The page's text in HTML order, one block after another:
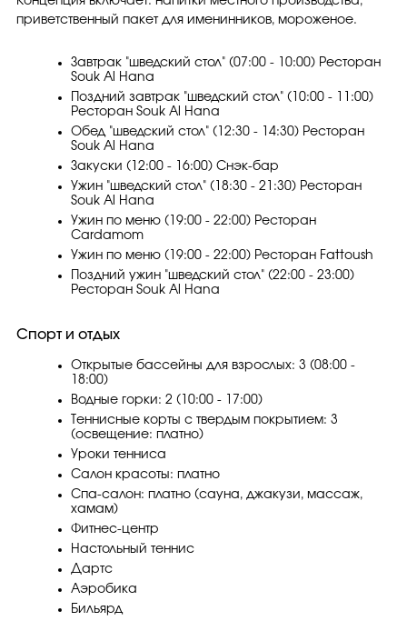
приветственный пакет для именинников, мороженое.
Завтрак "шведский стол" (07:00 - 10:00) Ресторан
Souk Al Hana
Поздний завтрак "шведский стол" (10:00 - 11:00)
Ресторан Souk Al Hana
Обед "шведский стол" (12:30 - 14:30) Ресторан
Souk Al Hana
Закуски (12:00 - 16:00) Снэк-бар
Ужин "шведский стол" (18:30 - 21:30) Ресторан
Souk Al Hana
Ужин по меню (19:00 - 22:00) Ресторан
Cardamom
Ужин по меню (19:00 - 22:00) Ресторан Fattoush
Поздний ужин "шведский стол" (22:00 - 23:00)
Ресторан Souk Al Hana
Спорт и отдых
Открытые бассейны для взрослых: 3 (08:00 -
18:00)
Водные горки: 2 (10:00 - 17:00)
Теннисные корты с твердым покрытием: 3
(освещение: платно)
Уроки тенниса
Салон красоты: платно
Спа-салон: платно (сауна, джакузи, массаж,
хамам)
Фитнес-центр
Настольный теннис
Дартс
Аэробика
Бильярд